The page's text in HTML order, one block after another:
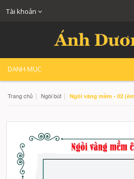
Tài khoản
DANH MỤC
Trang chủ | Ngòi bút | Ngòi vàng mềm - 02